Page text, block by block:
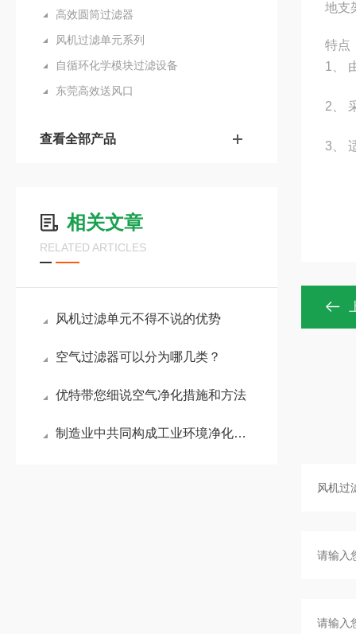
高效圆筒过滤器
风机过滤单元系列
自循环化学模块过滤设备
东莞高效送风口
查看全部产品
相关文章
RELATED ARTICLES
风机过滤单元不得不说的优势
空气过滤器可以分为哪几类？
优特带您细说空气净化措施和方法
制造业中共同构成工业环境净化系统的液体过滤、粉尘过滤、空气过滤分别承担不同环节的净化任务？
地支
特点
1、
2、
3、